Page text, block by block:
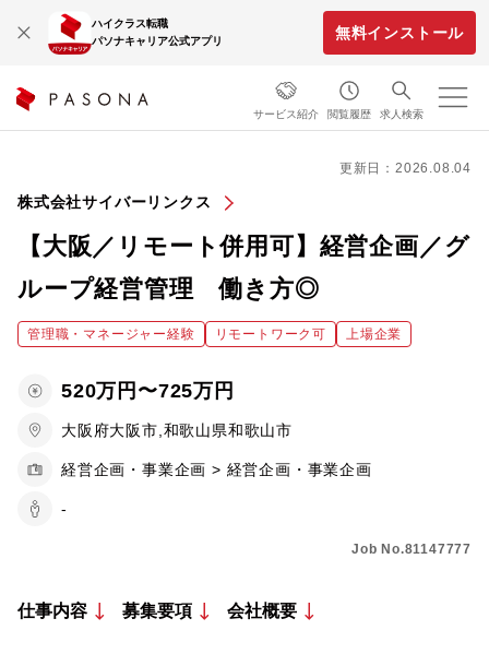
ハイクラス転職
パソナキャリア公式アプリ
無料インストール
サービス紹介 閲覧履歴 求人検索
更新日：2026.08.04
株式会社サイバーリンクス
【大阪／リモート併用可】経営企画／グ
ループ経営管理 働き方◎
管理職・マネージャー経験 リモートワーク可 上場企業
520万円〜725万円
大阪府大阪市,和歌山県和歌山市
経営企画・事業企画 > 経営企画・事業企画
-
Job No.81147777
仕事内容 募集要項 会社概要